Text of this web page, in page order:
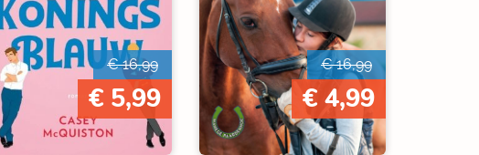
€ 16,99
€ 5,99
€ 16,99
€ 4,99